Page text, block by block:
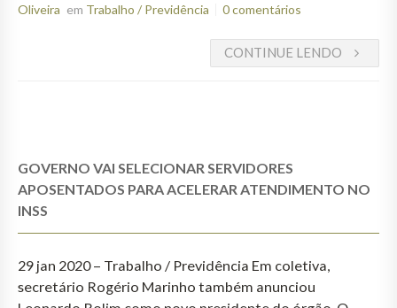
Oliveira em Trabalho / Previdência 0 comentários
CONTINUE LENDO
GOVERNO VAI SELECIONAR SERVIDORES
APOSENTADOS PARA ACELERAR ATENDIMENTO NO
INSS
29 jan 2020 – Trabalho / Previdência Em coletiva,
secretário Rogério Marinho também anunciou